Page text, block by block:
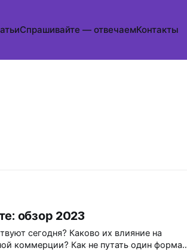
Спрашивайте — отвечаемКонтакты
обзор 2023
сегодня? Каково их влияние на
коммерции? Как не путать один формат